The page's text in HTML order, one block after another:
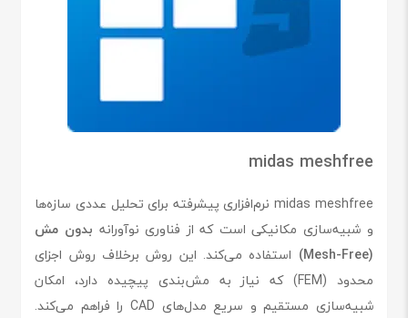
midas meshfree
midas meshfree نرم‌افزاری پیشرفته برای تحلیل عددی سازه‌ها
و شبیه‌سازی مکانیکی است که از فناوری نوآورانه بدون مش
(Mesh-Free)
استفاده می‌کند. این روش برخلاف روش اجزای
محدود (FEM) که نیاز به مش‌بندی پیچیده دارد، امکان
شبیه‌سازی مستقیم و سریع مدل‌های CAD را فراهم می‌کند.